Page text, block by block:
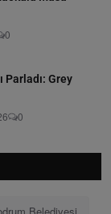
0
Parladı: Grey
0